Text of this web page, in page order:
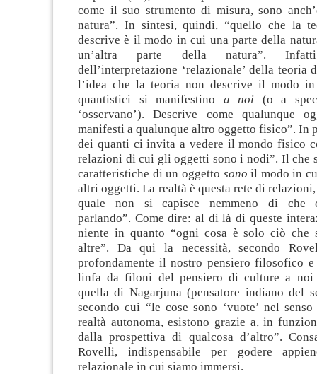
come il suo strumento di misura, sono
natura”. In sintesi, quindi, “quello che la
descrive è il modo in cui una parte della
un’altra parte della natura”.
dell’interpretazione ‘relazionale’ della
l’idea che la teoria non descrive il modo
quantistici si manifestino a noi (o a
‘osservano’). Descrive come qualunque
manifesti a qualunque altro oggetto fisico”. In
dei quanti ci invita a vedere il mondo fisico
relazioni di cui gli oggetti sono i nodi”. Il che
caratteristiche di un oggetto sono il modo in
altri oggetti. La realtà è questa rete di
quale non si capisce nemmeno di che
parlando”. Come dire: al di là di queste
niente in quanto “ogni cosa è solo ciò che
altre”. Da qui la necessità, secondo
profondamente il nostro pensiero filosofico
linfa da filoni del pensiero di culture a noi
quella di Nagarjuna (pensatore indiano del
secondo cui “le cose sono ‘vuote’ nel
realtà autonoma, esistono grazie a, in
dalla prospettiva di qualcosa d’altro”.
Rovelli, indispensabile per godere
relazionale in cui siamo immersi.